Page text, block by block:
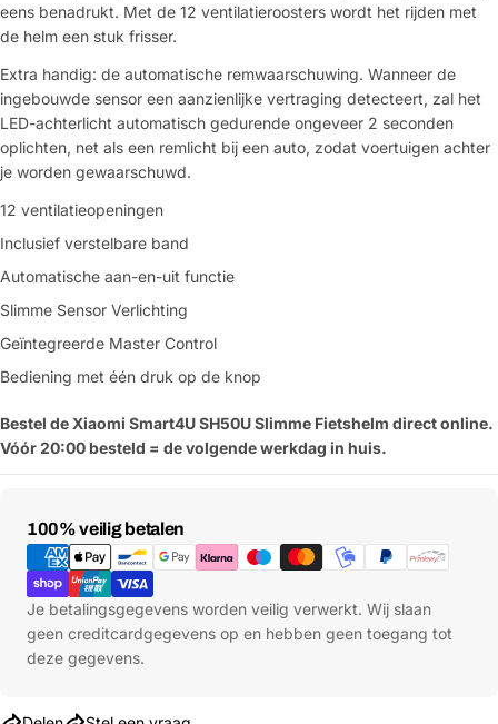
eens benadrukt. Met de 12 ventilatieroosters wordt het rijden met
de helm een stuk frisser.
Extra handig: de automatische remwaarschuwing. Wanneer de
ingebouwde sensor een aanzienlijke vertraging detecteert, zal het
LED-achterlicht automatisch gedurende ongeveer 2 seconden
oplichten, net als een remlicht bij een auto, zodat voertuigen achter
je worden gewaarschuwd.
12 ventilatieopeningen
Inclusief verstelbare band
Automatische aan-en-uit functie
Slimme Sensor Verlichting
Geïntegreerde Master Control
Bediening met één druk op de knop
Bestel de Xiaomi Smart4U SH50U Slimme Fietshelm direct online.
Vóór 20:00 besteld = de volgende werkdag in huis.
100% veilig betalen
Betaalmethoden
Je betalingsgegevens worden veilig verwerkt. Wij slaan
geen creditcardgegevens op en hebben geen toegang tot
deze gegevens.